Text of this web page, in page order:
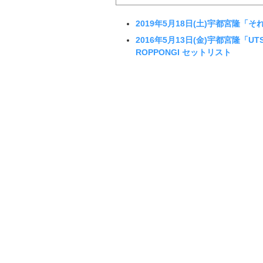
2019年5月18日(土)宇都宮隆「そ
2016年5月13日(金)宇都宮隆「
ROPPONGI セットリスト